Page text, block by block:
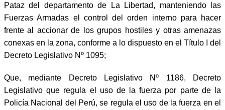
Pataz del departamento de La Libertad, manteniendo las
Fuerzas Armadas el control del orden interno para hacer
frente al accionar de los grupos hostiles y otras amenazas
conexas en la zona, conforme a lo dispuesto en el Título I del
Decreto Legislativo Nº 1095;
Que, mediante Decreto Legislativo Nº 1186, Decreto
Legislativo que regula el uso de la fuerza por parte de la
Policía Nacional del Perú, se regula el uso de la fuerza en el